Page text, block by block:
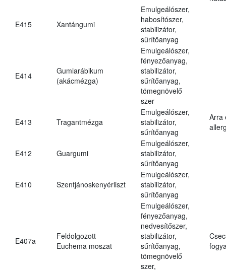
E415 Xantángumi
Emulgeálószer,
habosítószer,
stabilizátor,
sűrítőanyag
E414
Gumiarábikum
(akácmézga)
Emulgeálószer,
fényezőanyag,
stabilizátor,
sűrítőanyag,
tömegnövelő
szer
E413 Tragantmézga
Emulgeálószer,
stabilizátor,
sűrítőanyag
Arra
E412 Guargumi
Emulgeálószer,
stabilizátor,
sűrítőanyag
E410 Szentjánoskenyérliszt
Emulgeálószer,
stabilizátor,
sűrítőanyag
E407a
Feldolgozott
Euchema moszat
Emulgeálószer,
fényezőanyag,
nedvesítőszer,
stabilizátor,
sűrítőanyag,
tömegnövelő
szer,